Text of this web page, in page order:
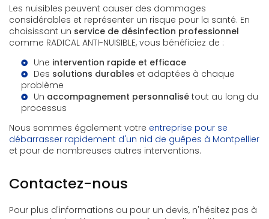
Les nuisibles peuvent causer des dommages
considérables et représenter un risque pour la santé. En
choisissant un service de désinfection professionnel
comme RADICAL ANTI-NUISIBLE, vous bénéficiez de :
Une intervention rapide et efficace
Des solutions durables et adaptées à chaque
problème
Un accompagnement personnalisé tout au long du
processus
Nous sommes également votre entreprise pour se
débarrasser rapidement d'un nid de guêpes à Montpellier
et pour de nombreuses autres interventions.
Contactez-nous
Pour plus d'informations ou pour un devis, n'hésitez pas à